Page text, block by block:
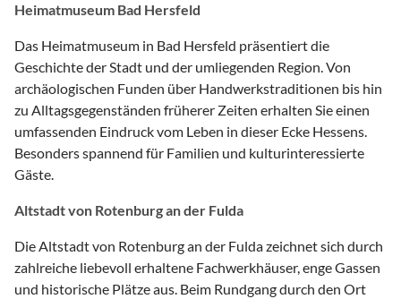
Heimatmuseum Bad Hersfeld
Das Heimatmuseum in Bad Hersfeld präsentiert die
Geschichte der Stadt und der umliegenden Region. Von
archäologischen Funden über Handwerkstraditionen bis hin
zu Alltagsgegenständen früherer Zeiten erhalten Sie einen
umfassenden Eindruck vom Leben in dieser Ecke Hessens.
Besonders spannend für Familien und kulturinteressierte
Gäste.
Altstadt von Rotenburg an der Fulda
Die Altstadt von Rotenburg an der Fulda zeichnet sich durch
zahlreiche liebevoll erhaltene Fachwerkhäuser, enge Gassen
und historische Plätze aus. Beim Rundgang durch den Ort